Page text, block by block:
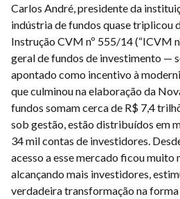
Carlos André, presidente da
indústria de fundos quase triplicou
Instrução CVM nº 555/14 (“ICVM
geral de fundos de investimento —
apontado como incentivo à
que culminou na elaboração da
fundos somam cerca de R$ 7,4
sob gestão, estão distribuídos em
34 mil contas de investidores.
acesso a esse mercado ficou
alcançando mais investidores,
verdadeira transformação na